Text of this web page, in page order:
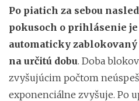
Po piatich za sebou
pokusoch o prihlásenie
automaticky zablokovaný
na určitú dobu. Doba
zvyšujúcim počtom
exponenciálne zvyšuje. Po